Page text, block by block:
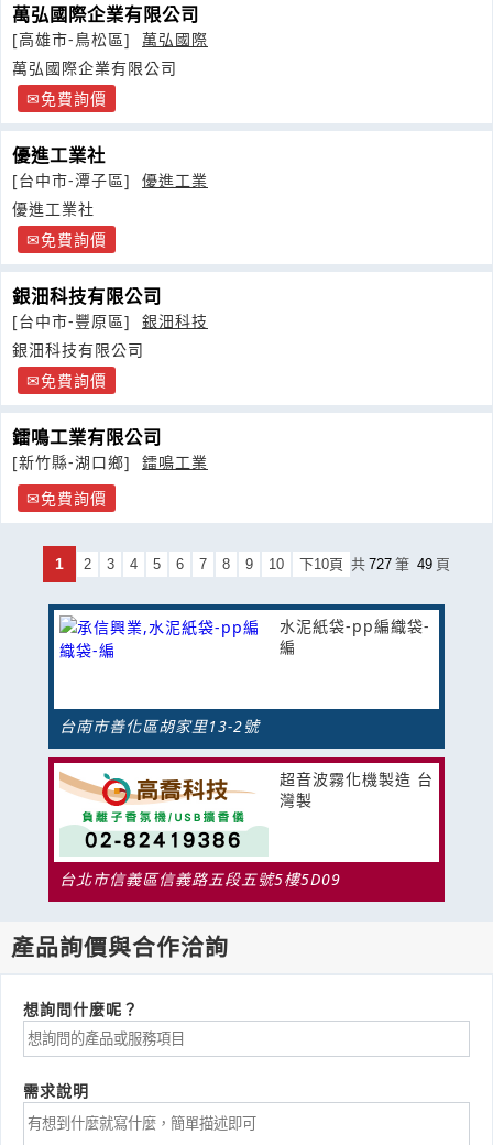
萬弘國際企業有限公司
[高雄市-鳥松區]
萬弘國際
萬弘國際企業有限公司
免費詢價
優進工業社
[台中市-潭子區]
優進工業
優進工業社
免費詢價
銀沺科技有限公司
[台中市-豐原區]
銀沺科技
銀沺科技有限公司
免費詢價
鐳鳴工業有限公司
[新竹縣-湖口鄉]
鐳鳴工業
免費詢價
1 2 3 4 5 6 7 8 9 10 下10頁 共 727 筆 49 頁
水泥紙袋-pp編織袋-
編
台南市善化區胡家里13-2號
超音波霧化機製造 台
灣製
台北市信義區信義路五段五號5樓5D09
產品詢價與合作洽詢
想詢問什麼呢？
需求說明